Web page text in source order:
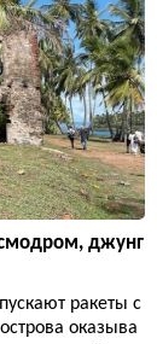
джунг
ракеты с
оказыва